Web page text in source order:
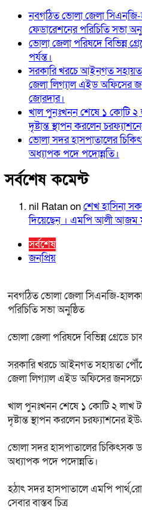
নবগঠিত ভোলা জেলা সিএনজি-
ফেডারেশনের পরিচিতি সভা
ভোলা জেলা পরিষদে বিভিন্ন
পর্যন্ত।
সরকারি খরচে আইনগত
জেলা লিগ্যাল এইড অফিসের
জোরদার।
খাল পুনঃখনন শেষে ১ কোটি ২
দৃষ্টান্ত স্থাপন করলেন
ভোলা সদর হাসপাতালের
অধ্যাপক পদে পদোন্নতি।
সর্বশেষ কমেন্ট
nil Ratanonশেখ হা‌সিনা
দি‌য়ে‌ছেন । এম‌পি আলী
সর্বশেষ
জনপ্রিয়
নবগঠিত ভোলা জেলা সিএনজি-
পরিচিতি সভা অনুষ্ঠিত
ভোলা জেলা পরিষদে বিভিন্ন গ্রেডে
সরকারি খরচে আইনগত সহায়তা
জেলা লিগ্যাল এইড অফিসের
খাল পুনঃখনন শেষে ১ কোটি ২ লাখ
দৃষ্টান্ত স্থাপন করলেন
ভোলা সদর হাসপাতালের চিকিৎসক
অধ্যাপক পদে পদোন্নতি।
হঠাৎ সদর হাসপাতালে এমপি
সেবার বাস্তব চিত্র